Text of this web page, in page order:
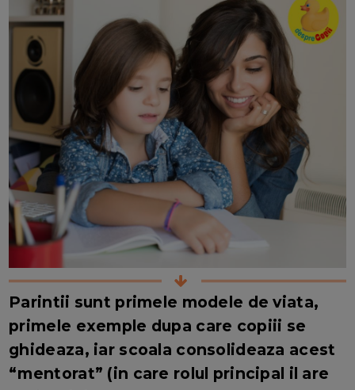
Parintii sunt primele modele de viata,
primele exemple dupa care copiii se
ghideaza, iar scoala consolideaza acest
“mentorat” (in care rolul principal il are